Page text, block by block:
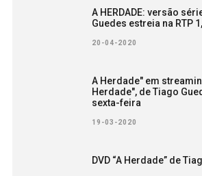
A HERDADE: versão
Guedes estreia na RTP
20-04-2020
A Herdade" em
Herdade", de Tiago
sexta-feira
19-03-2020
DVD “A Herdade” de